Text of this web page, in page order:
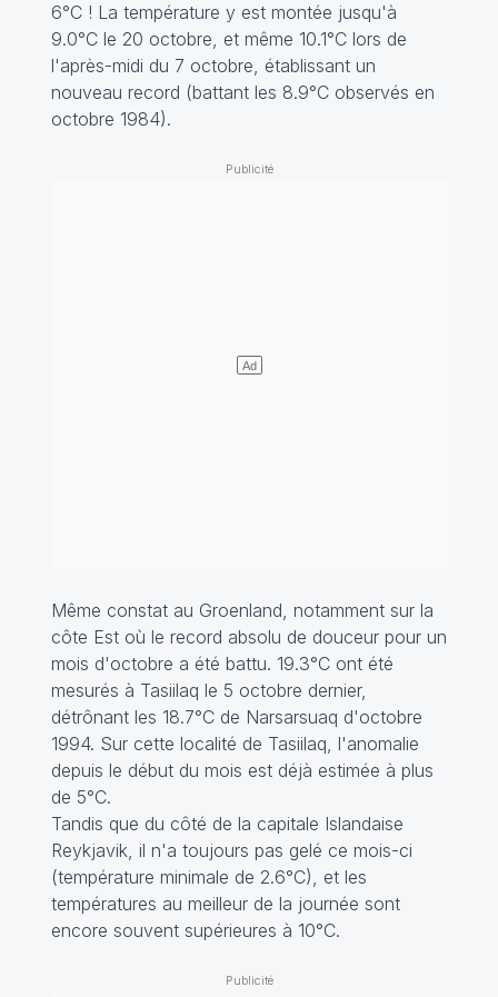
6°C ! La température y est montée jusqu'à
9.0°C le 20 octobre, et même 10.1°C lors de
l'après-midi du 7 octobre, établissant un
nouveau record (battant les 8.9°C observés en
octobre 1984).
Même constat au Groenland, notamment sur la
côte Est où le record absolu de douceur pour un
mois d'octobre a été battu. 19.3°C ont été
mesurés à Tasiilaq le 5 octobre dernier,
détrônant les 18.7°C de Narsarsuaq d'octobre
1994. Sur cette localité de Tasiilaq, l'anomalie
depuis le début du mois est déjà estimée à plus
de 5°C.
Tandis que du côté de la capitale Islandaise
Reykjavik, il n'a toujours pas gelé ce mois-ci
(température minimale de 2.6°C), et les
températures au meilleur de la journée sont
encore souvent supérieures à 10°C.